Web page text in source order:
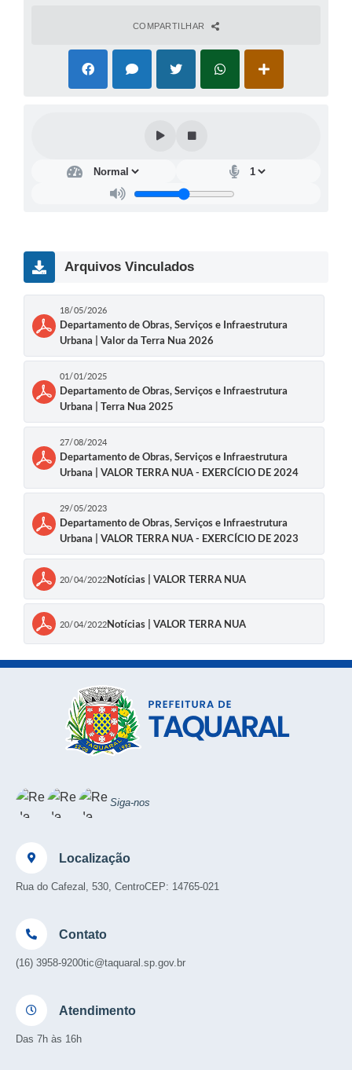
COMPARTILHAR
Arquivos Vinculados
18/05/2026
Departamento de Obras, Serviços e Infraestrutura
Urbana | Valor da Terra Nua 2026
01/01/2025
Departamento de Obras, Serviços e Infraestrutura
Urbana | Terra Nua 2025
27/08/2024
Departamento de Obras, Serviços e Infraestrutura
Urbana | VALOR TERRA NUA - EXERCÍCIO DE 2024
29/05/2023
Departamento de Obras, Serviços e Infraestrutura
Urbana | VALOR TERRA NUA - EXERCÍCIO DE 2023
20/04/2022Notícias | VALOR TERRA NUA
20/04/2022Notícias | VALOR TERRA NUA
Siga-nos
Localização
Rua do Cafezal, 530, CentroCEP: 14765-021
Contato
(16) 3958-9200tic@taquaral.sp.gov.br
Atendimento
Das 7h às 16h